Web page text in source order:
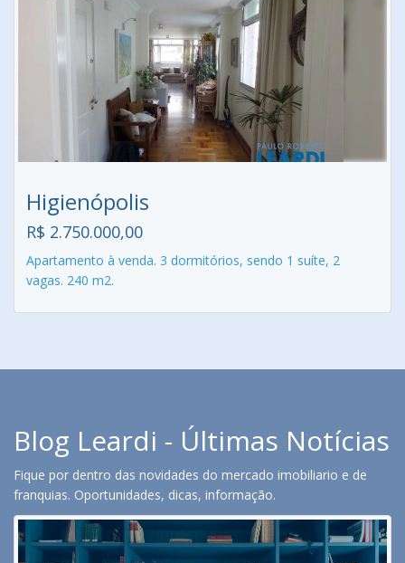
Higienópolis
R$ 2.750.000,00
Apartamento à venda. 3 dormitórios, sendo 1 suíte, 2
vagas. 240 m2.
Blog Leardi - Últimas Notícias
Fique por dentro das novidades do mercado imobiliario e de
franquias. Oportunidades, dicas, informação.